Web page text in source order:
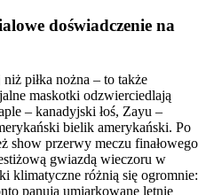
doświadczenie na
piłka nożna – to także
maskotki odzwierciedlają
– kanadyjski łoś, Zayu –
bielik amerykański. Po
show przerwy meczu finałowego
gwiazdą wieczoru w
klimatyczne różnią się ogromnie:
panują umiarkowane letnie